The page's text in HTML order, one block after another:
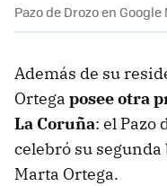
Pazo de Drozo en Google
Además de su
Ortega posee otra
La Coruña: el Pazo
celebró su
Marta Ortega.